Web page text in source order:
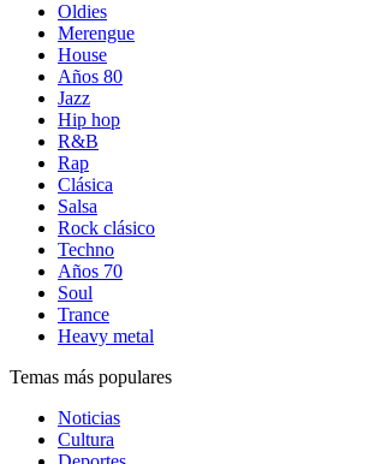
Oldies
Merengue
House
Años 80
Jazz
Hip hop
R&B
Rap
Clásica
Salsa
Rock clásico
Techno
Años 70
Soul
Trance
Heavy metal
Temas más populares
Noticias
Cultura